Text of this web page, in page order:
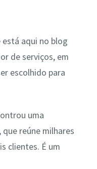
aqui no blog
de serviços, em
escolhido para
uma
reúne milhares
clientes. É um